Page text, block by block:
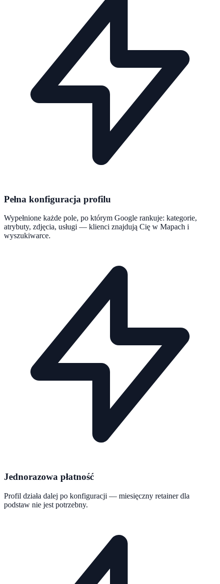
Pełna konfiguracja profilu
Wypełnione każde pole, po którym Google rankuje: kategorie,
atrybuty, zdjęcia, usługi — klienci znajdują Cię w Mapach i
wyszukiwarce.
Jednorazowa płatność
Profil działa dalej po konfiguracji — miesięczny retainer dla
podstaw nie jest potrzebny.